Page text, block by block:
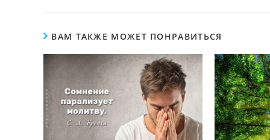
ВАМ ТАКЖЕ МОЖЕТ ПОНРАВИТЬСЯ